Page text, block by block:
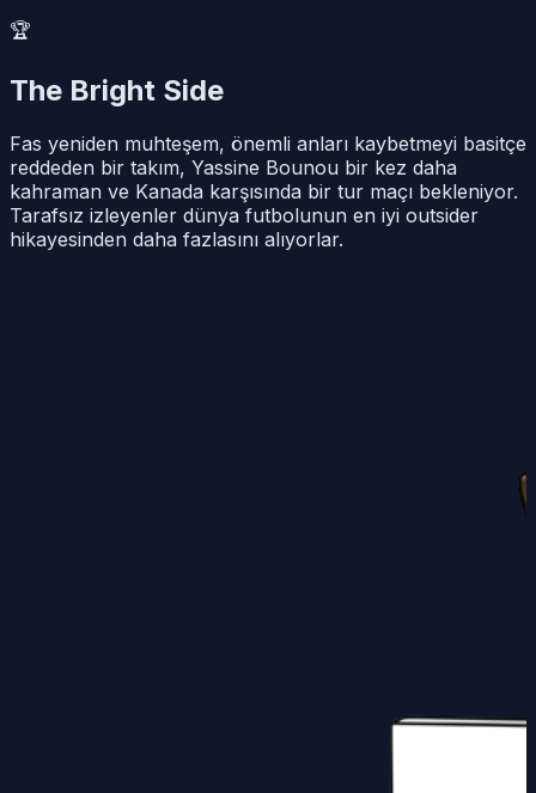
🏆
The Bright Side
Fas yeniden muhteşem, önemli anları kaybetmeyi basitçe
reddeden bir takım, Yassine Bounou bir kez daha
kahraman ve Kanada karşısında bir tur maçı bekleniyor.
Tarafsız izleyenler dünya futbolunun en iyi outsider
hikayesinden daha fazlasını alıyorlar.